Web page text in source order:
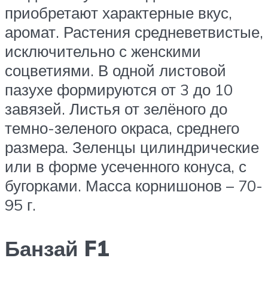
приобретают характерные вкус,
аромат. Растения средневетвистые,
исключительно с женскими
соцветиями. В одной листовой
пазухе формируются от 3 до 10
завязей. Листья от зелёного до
темно-зеленого окраса, среднего
размера. Зеленцы цилиндрические
или в форме усеченного конуса, с
бугорками. Масса корнишонов – 70-
95 г.
Банзай F1